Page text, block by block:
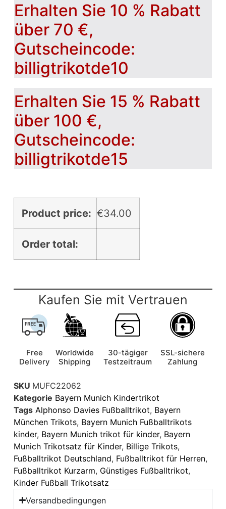
Erhalten Sie 10 % Rabatt
über 70 €,
Gutscheincode:
billigtrikotde10
Erhalten Sie 15 % Rabatt
über 100 €,
Gutscheincode:
billigtrikotde15
Product price: €34.00
Order total:
Kaufen Sie mit Vertrauen
Free
Delivery
Worldwide
Shipping
30-tägiger
Testzeitraum
SSL-sichere
Zahlung
SKU MUFC22062
Kategorie Bayern Munich Kindertrikot
Tags Alphonso Davies Fußballtrikot, Bayern
München Trikots, Bayern Munich Fußballtrikots
kinder, Bayern Munich trikot für kinder, Bayern
Munich Trikotsatz für Kinder, Billige Trikots,
Fußballtrikot Deutschland, Fußballtrikot für Herren,
Fußballtrikot Kurzarm, Günstiges Fußballtrikot,
Kinder Fußball Trikotsatz
Versandbedingungen